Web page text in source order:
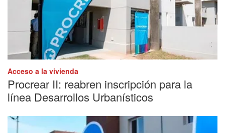
Acceso a la vivienda
Procrear II: reabren inscripción para la
línea Desarrollos Urbanísticos